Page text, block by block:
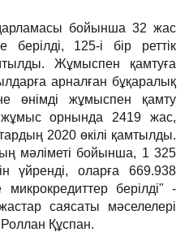
бойынша 32 жас
берілді, 125-і бір реттік
Жұмыспен қамтуға
арналған бұқаралық
өнімді жұмыспен қамту
орнында 2419 жас,
2020 өкілі қамтылды.
мәліметі бойынша, 1 325
үйренді, оларға 669.938
берілді" -
саясаты мәселелері
Құспан.